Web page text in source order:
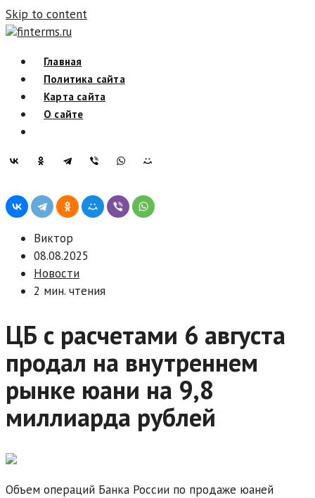
Skip to content
finterms.ru
Главная
Политика сайта
Карта сайта
О сайте
Виктор
08.08.2025
Новости
2 мин. чтения
ЦБ с расчетами 6 августа
продал на внутреннем
рынке юани на 9,8
миллиарда рублей
Объем операций Банка России по продаже юаней